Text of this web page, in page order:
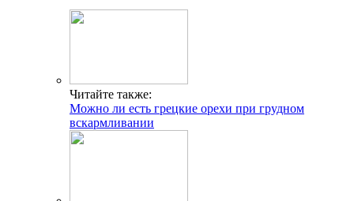
Читайте также:
Можно ли есть грецкие орехи при грудном
вскармливании